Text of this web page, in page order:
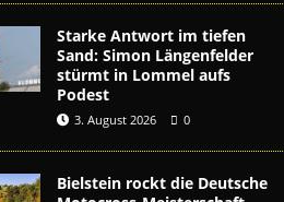
Starke Antwort im tiefen
Sand: Simon Längenfelder
stürmt in Lommel aufs
Podest
3. August 2026 0
Bielstein rockt die Deutsche